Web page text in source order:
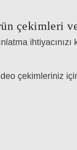
çekimleri
çekimleriniz